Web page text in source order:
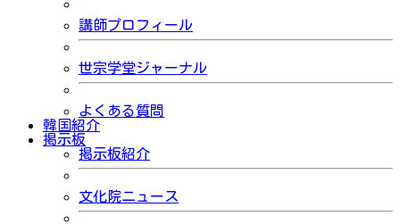
講師プロフィール
世宗学堂ジャーナル
よくある質問
韓国紹介
掲示板
掲示板紹介
文化院ニュース